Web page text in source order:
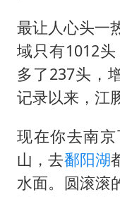
最让人心头一
域只有1012头
多了237头，
记录以来，江
现在你去南
山，去鄱阳湖
水面。圆滚滚